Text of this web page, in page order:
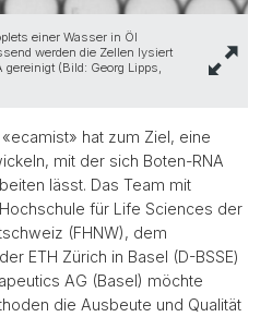
einer Wasser in Öl
werden die Zellen lysiert
(Bild: Georg Lipps,
hat zum Ziel, eine
mit der sich Boten-RNA
lässt. Das Team mit
für Life Sciences der
(FHNW), dem
ETH Zürich in Basel (D-BSSE)
AG (Basel) möchte
die Ausbeute und Qualität